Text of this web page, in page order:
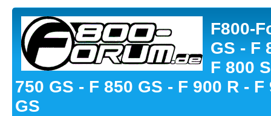
F800-
GS - F
F 800
750 GS - F 850 GS - F 900 R - F
GS